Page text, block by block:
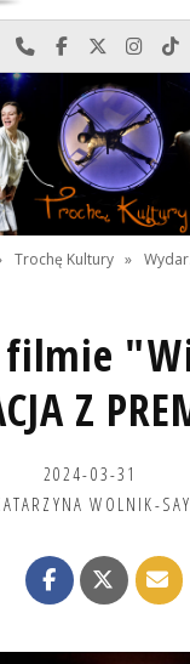
Najlepiej po prostu
Odwiedź nas
Odwiedź
Trochę Kultury »
filmie
Z
2024-03-31
WOLNIK-